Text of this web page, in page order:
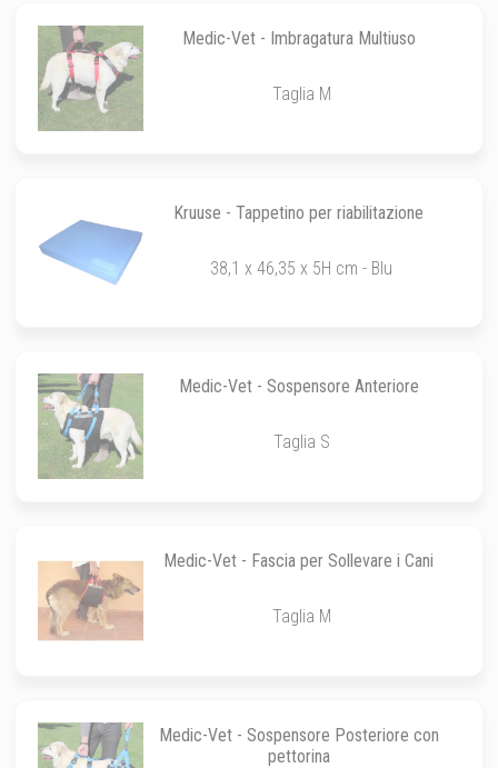
Medic-Vet - Imbragatura Multiuso
Taglia M
Kruuse - Tappetino per riabilitazione
38,1 x 46,35 x 5H cm - Blu
Medic-Vet - Sospensore Anteriore
Taglia S
Medic-Vet - Fascia per Sollevare i Cani
Taglia M
Medic-Vet - Sospensore Posteriore con
pettorina